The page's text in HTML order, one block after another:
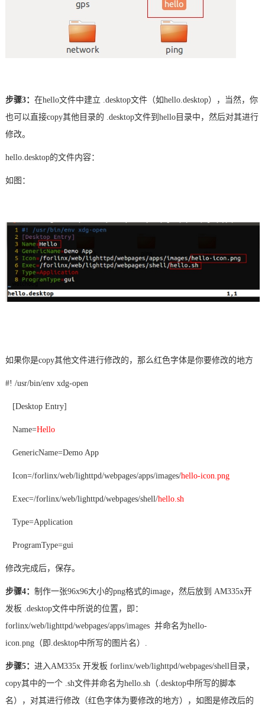
步骤3： 在hello文件中建立 .desktop文件（如hello.desktop），当然，你
也可以直接copy其他目录的 .desktop文件到hello目录中，然后对其进行
修改。
hello.desktop的文件内容：
如图：
如果你是copy其他文件进行修改的，那么红色字体是你要修改的地方
#! /usr/bin/env xdg-open
[Desktop Entry]
Name=Hello
GenericName=Demo App
Icon=/forlinx/web/lighttpd/webpages/apps/images/hello-icon.png
Exec=/forlinx/web/lighttpd/webpages/shell/hello.sh
Type=Application
ProgramType=gui
修改完成后，保存。
步骤4： 制作一张96x96大小的png格式的image，然后放到 AM335x开
发板 .desktop文件中所说的位置，即：
forlinx/web/lighttpd/webpages/apps/images 并命名为hello-
icon.png（即.desktop中所写的图片名）.
步骤5： 进入AM335x 开发板 forlinx/web/lighttpd/webpages/shell目录，
copy其中的一个 .sh文件并命名为hello.sh（.desktop中所写的脚本
名），对其进行修改（红色字体为要修改的地方），如图是修改后的